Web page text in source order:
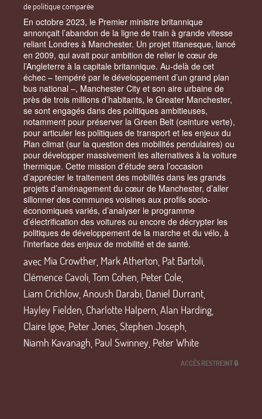
de politique comparée
En octobre 2023, le Premier ministre britannique
annonçait l’abandon de la ligne de train à grande vitesse
reliant Londres à Manchester. Un projet titanesque, lancé
en 2009, qui avait pour ambition de relier le cœur de
l’Angleterre à la capitale britannique. Au-delà de cet
échec – tempéré par le développement d’un grand plan
bus national –, Manchester City et son aire urbaine de
près de trois millions d’habitants, le Greater Manchester,
se sont engagés dans des politiques ambitieuses,
notamment pour préserver la Green Belt (ceinture verte),
pour articuler les politiques de transport et les enjeux du
Plan climat (sur la question des mobilités pendulaires) ou
pour développer massivement les alternatives à la voiture
thermique. Cette mission d’étude sera l’occasion
d’apprécier le traitement des mobilités dans les grands
projets d’aménagement du cœur de Manchester, d’aller
sillonner des communes voisines aux profils socio-
économiques variés, d’analyser le programme
d’électrification des voitures ou encore de décrypter les
politiques de développement de la marche et du vélo, à
l’interface des enjeux de mobilité et de santé.
avec Mia Crowther Mark Atherton Pat Bartoli
Clémence Cavoli Tom Cohen Peter Cole
Liam Crichlow Anoush Darabi Daniel Durrant
Hayley Fielden Charlotte Halpern Alan Harding
Claire Igoe Peter Jones Stephen Joseph
Niamh Kavanagh Paul Swinney Peter White
ACCÈS RESTREINT 🔒